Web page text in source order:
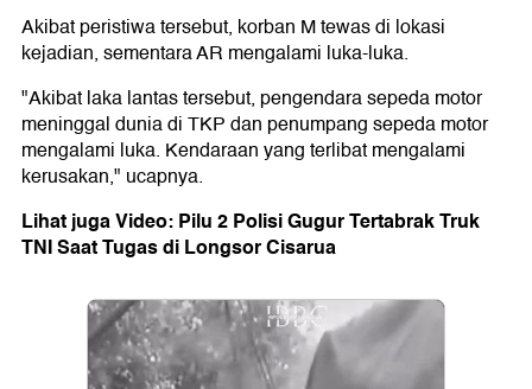
Akibat peristiwa tersebut, korban M tewas di lokasi
kejadian, sementara AR mengalami luka-luka.
"Akibat laka lantas tersebut, pengendara sepeda motor
meninggal dunia di TKP dan penumpang sepeda motor
mengalami luka. Kendaraan yang terlibat mengalami
kerusakan," ucapnya.
Lihat juga Video: Pilu 2 Polisi Gugur Tertabrak Truk
TNI Saat Tugas di Longsor Cisarua